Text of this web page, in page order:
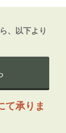
実習・研究
、以下より
て承りま